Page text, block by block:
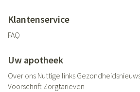
Klantenservice
FAQ
Uw apotheek
Over ons Nuttige links
Voorschrift Zorgtarieven